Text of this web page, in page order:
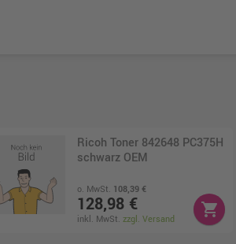
Ricoh Toner 842648 PC375H
schwarz OEM
o. MwSt. 108,39 €
128,98 €
inkl. MwSt.zzgl. Versand
shopping_cart